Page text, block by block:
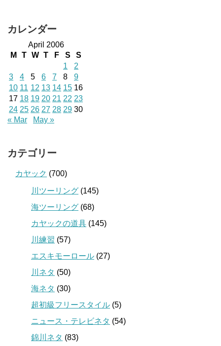
カレンダー
April 2006
M
T W T F S
S
1
2
3
4 5 6 7 8
9
10 11 12 13 14 15 16
17 18 19 20 21 22 23
24 25 26 27 28 29 30
« Mar
May »
カテゴリー
カヤック (700)
川ツーリング (145)
海ツーリング (68)
カヤックの道具 (145)
川練習 (57)
エスキモーロール (27)
川ネタ (50)
海ネタ (30)
超初級フリースタイル (5)
ニュース・テレビネタ (54)
錦川ネタ (83)